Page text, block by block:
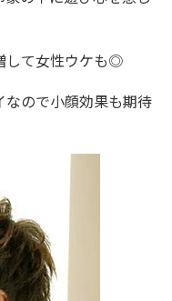
して女性ウケも◎
ので小顔効果も期待